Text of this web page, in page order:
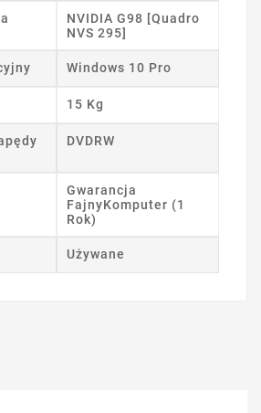
NVIDIA G98 [Quadro
NVS 295]
Windows 10 Pro
15 Kg
DVDRW
Gwarancja
FajnyKomputer (1
Rok)
Używane